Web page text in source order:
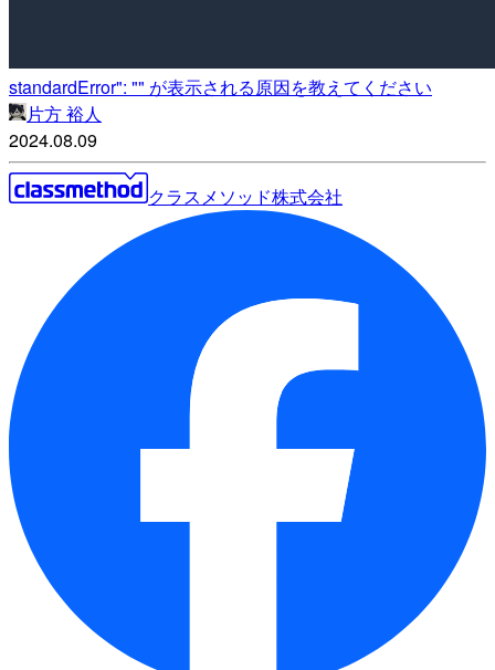
standardError": "" が表示される原因を教えてください
片方 裕人
2024.08.09
クラスメソッド株式会社